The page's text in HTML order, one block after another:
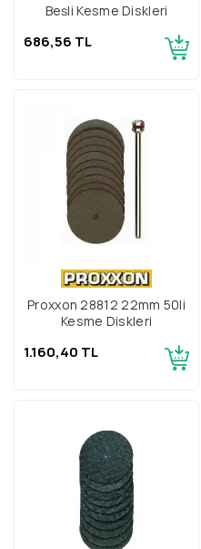
Beşli Kesme Diskleri
686,56 TL
Proxxon 28812 22mm 50li
Kesme Diskleri
1.160,40 TL